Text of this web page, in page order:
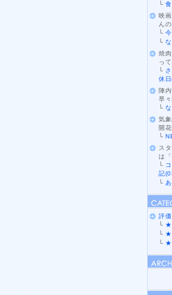
└
映
ん
└
└
焼
っ
└
休
陣
早
└
気
開
└
ス
は「
└
記
└
評
└
└
└ ★